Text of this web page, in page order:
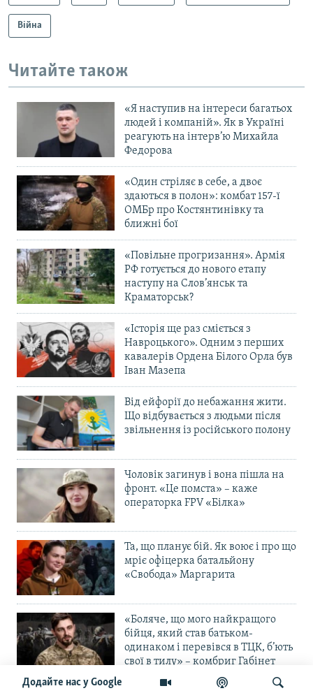
Додайте нас у Google
Війна
Читайте також
«Я наступив на інтереси багатьох
людей і компаній». Як в Україні
реагують на інтерв’ю Михайла
Федорова
«Один стріляє в себе, а двоє
здаються в полон»: комбат 157-ї
ОМБр про Костянтинівку та
ближні бої
«Повільне прогризання». Армія
РФ готується до нового етапу
наступу на Слов’янськ та
Краматорськ?
«Історія ще раз сміється з
Навроцького». Одним з перших
кавалерів Ордена Білого Орла був
Іван Мазепа
Від ейфорії до небажання жити.
Що відбувається з людьми після
звільнення із російського полону
Чоловік загинув і вона пішла на
фронт. «Це помста» – каже
операторка FPV «Білка»
Та, що планує бій. Як воює і про що
мріє офіцерка батальйону
«Свобода» Маргарита
«Боляче, що мого найкращого
бійця, який став батьком-
одинаком і перевівся в ТЦК, б’ють
свої в тилу» – комбриг Габінет